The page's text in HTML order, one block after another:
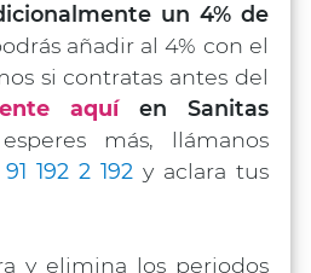
un 4% de
añadir al 4% con el
si contratas antes del
aquíen Sanitas
más, llámanos
91 192 2 192y aclara tus
y elimina los periodos